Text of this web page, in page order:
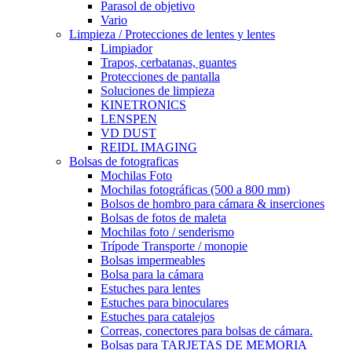
Parasol de objetivo
Vario
Limpieza / Protecciones de lentes y lentes
Limpiador
Trapos, cerbatanas, guantes
Protecciones de pantalla
Soluciones de limpieza
KINETRONICS
LENSPEN
VD DUST
REIDL IMAGING
Bolsas de fotograficas
Mochilas Foto
Mochilas fotográficas (500 a 800 mm)
Bolsos de hombro para cámara & inserciones
Bolsas de fotos de maleta
Mochilas foto / senderismo
Trípode Transporte / monopie
Bolsas impermeables
Bolsa para la cámara
Estuches para lentes
Estuches para binoculares
Estuches para catalejos
Correas, conectores para bolsas de cámara.
Bolsas para TARJETAS DE MEMORIA